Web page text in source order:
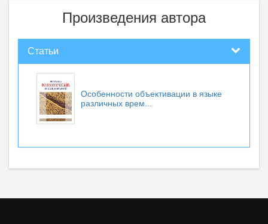
Произведения автора
Статьи
Особенности объективации в языке
различных врем...